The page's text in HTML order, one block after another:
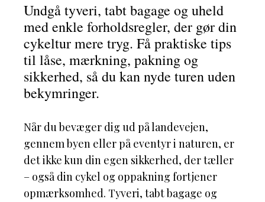
Undgå tyveri, tabt bagage og uheld
med enkle forholdsregler, der gør din
cykeltur mere tryg. Få praktiske tips
til låse, mærkning, pakning og
sikkerhed, så du kan nyde turen uden
bekymringer.
Når du bevæger dig ud på landevejen,
gennem byen eller på eventyr i naturen, er
det ikke kun din egen sikkerhed, der tæller
– også din cykel og oppakning fortjener
opmærksomhed. Tyveri, tabt bagage og